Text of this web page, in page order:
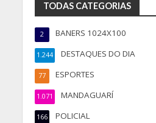
TODAS CATEGORIAS
BANERS 1024X100
2
DESTAQUES DO DIA
1.244
ESPORTES
77
MANDAGUARÍ
1.071
POLICIAL
166